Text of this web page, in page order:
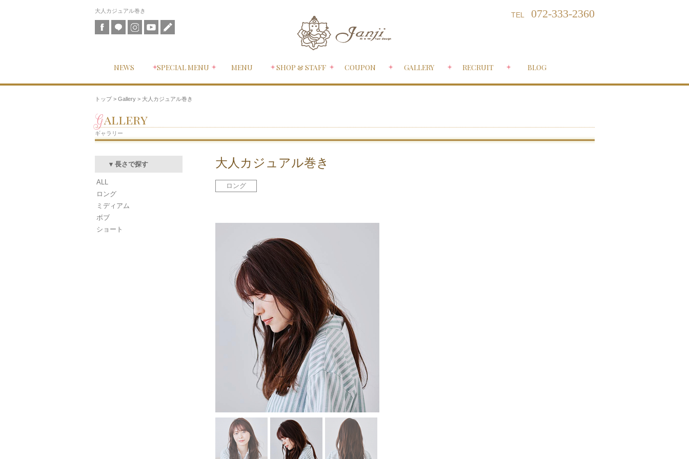
大人カジュアル巻き TEL 072-333-2360
NEWS SPECIAL MENU MENU SHOP & STAFF COUPON GALLERY RECRUIT BLOG
トップ> Gallery> 大人カジュアル巻き
Gallery
ギャラリー
▾ 長さで探す
ALL
ロング
ミディアム
ボブ
ショート
大人カジュアル巻き
ロング